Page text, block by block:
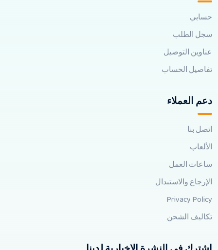
حسابي
سجل الطلب
عناوين التوصيل
تفاصيل الحساب
دعم العملاء
اتصل بنا
الألعاب
ساعات العمل
الإرجاع والاستبدال
Privacy Policy
تكاليف الشحن